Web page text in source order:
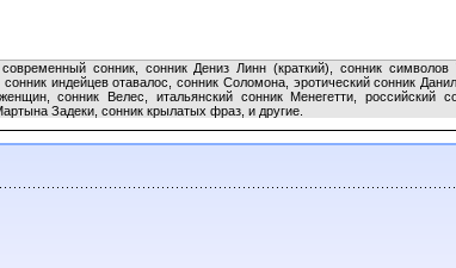
сонник, сонник Дениз Линн (краткий), сонник символов
индейцев отавалос, сонник Соломона, эротический сонник
сонник Велес, итальянский сонник Менегетти, российский
Задеки, сонник крылатых фраз, и другие.